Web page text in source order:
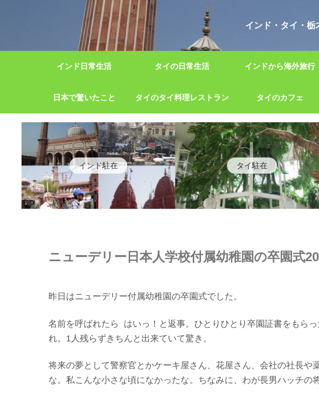
インド・タイ・
インド日常生活 タイの日常生活 インドから海外旅行
日本で驚いたこと タイのタイ料理レストラン タイのカフェ
インド駐在 タイ駐在
ニューデリー日本人学校付属幼稚園の卒園式
昨日はニューデリー付属幼稚園の卒園式でした。
名前を呼ばれたら はいっ！と返事。ひとりひとり卒園証書をもら
れ。1人残らずきちんと出来ていて驚き。
将来の夢として警察官とかケーキ屋さん、花屋さん、会社の社長
な。私こんな小さな頃になかったな。ちなみに、わが長男ハッチの